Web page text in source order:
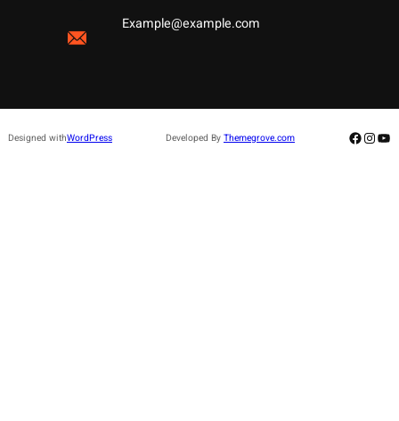
Example@example.com
Designed withWordPress Developed By Themegrove.com